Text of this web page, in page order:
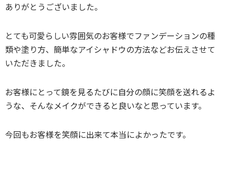
ありがとうございました。
とても可愛らしい雰囲気のお客様でファンデーションの種
類や塗り方、簡単なアイシャドウの方法などお伝えさせて
いただきました。
お客様にとって鏡を見るたびに自分の顔に笑顔を送れるよ
うな、そんなメイクができると良いなと思っています。
今回もお客様を笑顔に出来て本当によかったです。